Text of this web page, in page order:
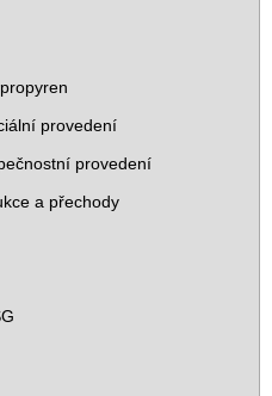
provedení
provedení
a přechody